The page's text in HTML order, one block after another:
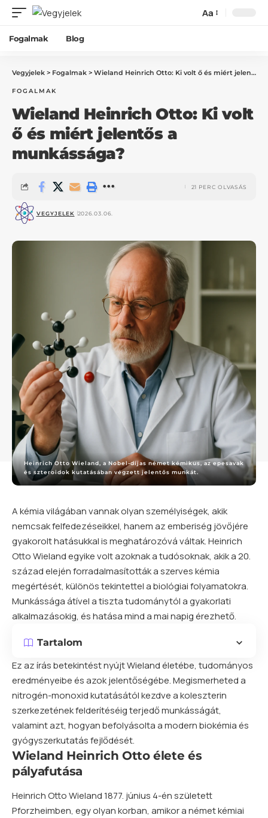
Aa
Fogalmak Blog
Vegyjelek > Fogalmak > Wieland Heinrich Otto: Ki volt ő és miért jelentős a munkássága?
FOGALMAK
Wieland Heinrich Otto: Ki volt
ő és miért jelentős a
munkássága?
VEGYJELEK 2026.03.06.
21 PERC OLVASÁS
Heinrich Otto Wieland, a Nobel-díjas német kémikus, az epesavak
és szteroidok kutatásában végzett jelentős munkát.
A kémia világában vannak olyan személyiségek, akik
nemcsak felfedezéseikkel, hanem az emberiség jövőjére
gyakorolt hatásukkal is meghatározóvá váltak. Heinrich
Otto Wieland egyike volt azoknak a tudósoknak, akik a 20.
század elején forradalmasították a szerves kémia
megértését, különös tekintettel a biológiai folyamatokra.
Munkássága átível a tiszta tudománytól a gyakorlati
alkalmazásokig, és hatása mind a mai napig érezhető.
Tartalom
Ez az írás betekintést nyújt Wieland életébe, tudományos
eredményeibe és azok jelentőségébe. Megismerheted a
nitrogén-monoxid kutatásától kezdve a koleszterin
szerkezetének felderítéséig terjedő munkásságát,
valamint azt, hogyan befolyásolta a modern biokémia és
gyógyszerkutatás fejlődését.
Wieland Heinrich Otto élete és
pályafutása
Heinrich Otto Wieland 1877. június 4-én született
Pforzheimben, egy olyan korban, amikor a német kémiai